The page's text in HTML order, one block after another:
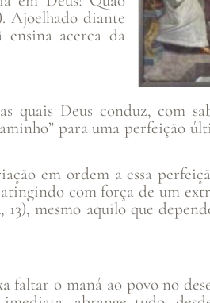
Ajoelhado diante
acerca da
quais Deus conduz, com
para uma perfeição
em ordem a essa
com força de um
13), mesmo aquilo que
faltar o maná ao povo no